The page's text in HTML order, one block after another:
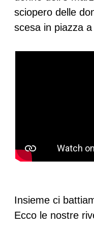
sciopero delle
scesa in piazza
Insieme ci
Ecco le nostre